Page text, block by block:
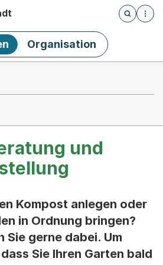
Öffnet
Organisation
und
Kompost anlegen oder
in Ordnung bringen?
gerne dabei. Um
Sie Ihren Garten bald